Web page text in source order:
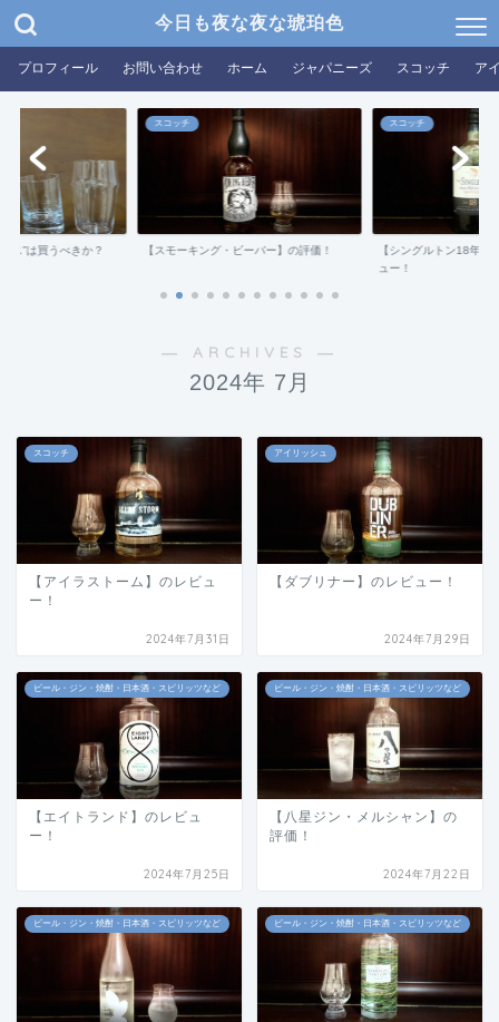
今日も夜な夜な琥珀色
プロフィール お問い合わせ ホーム ジャパニーズ スコッチ ア
ス”は買うべきか？
スコッチ
【スモーキング・ビーバー】の評価！
スコッチ
【シングルトン18年ダ
ュー！
― ARCHIVES ―
2024年 7月
スコッチ
【アイラストーム】のレビュ
ー！
2024年7月31日
アイリッシュ
【ダブリナー】のレビュー！
2024年7月29日
ビール・ジン・焼酎・日本酒・スピリッツなど
【エイトランド】のレビュ
ー！
2024年7月25日
ビール・ジン・焼酎・日本酒・スピリッツなど
【八星ジン・メルシャン】の
評価！
2024年7月22日
ビール・ジン・焼酎・日本酒・スピリッツなど ビール・ジン・焼酎・日本酒・スピリッツなど